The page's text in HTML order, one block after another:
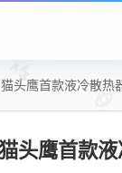
头鹰首款液冷散热
头鹰首款